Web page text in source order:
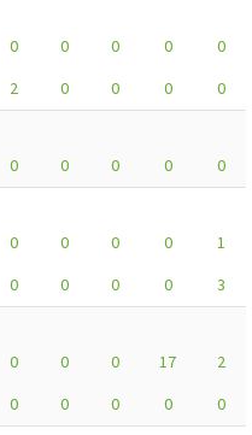
0 0 0 0
0
2 0 0 0
0
0 0 0 0
0
0 0 0 0
1
0 0 0 0
3
0 0 0 17
2
0 0 0 0
0